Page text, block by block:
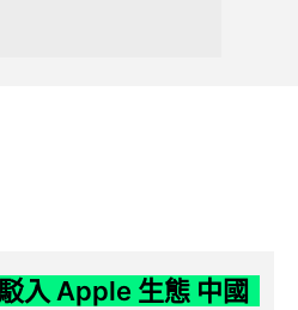
入 Apple 生態 中國